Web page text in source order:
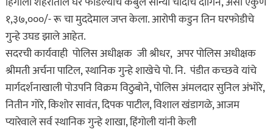
१,३७,०००/- रू चा मुददेमाल जप्त केला. आरोपी कडुन तिन घरफोडीचे
गुन्हे उघड झाले आहेत.
सदरची कार्यवाही पोलिस अधीक्षक जी श्रीधर, अपर पोलिस अधीक्षक
श्रीमती अर्चना पाटिल, स्थानिक गुन्हे शाखेचे पो. नि. पंडीत कच्छवे यांचे
मार्गदर्शनाखाली पोउपनि विक्रम विठुबोने, पोलिस अंमलदार सुनिल अंभोरे,
नितीन गोरे, किशोर सावंत, दिपक पाटील, विशाल खंडागळे, आजम
प्यारेवाले सर्व स्थानिक गुन्हे शाखा, हिंगोली यांनी केली